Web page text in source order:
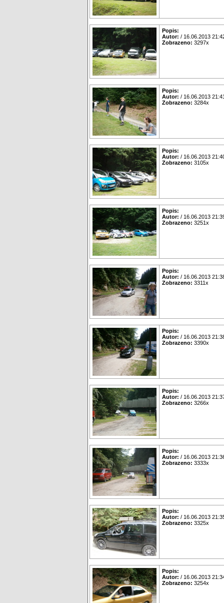
Popis:
Autor: / 16.06.2013
Zobrazeno: 3297x
Popis:
Autor: / 16.06.2013
Zobrazeno: 3284x
Popis:
Autor: / 16.06.2013
Zobrazeno: 3105x
Popis:
Autor: / 16.06.2013
Zobrazeno: 3251x
Popis:
Autor: / 16.06.2013
Zobrazeno: 3311x
Popis:
Autor: / 16.06.2013
Zobrazeno: 3390x
Popis:
Autor: / 16.06.2013
Zobrazeno: 3266x
Popis:
Autor: / 16.06.2013
Zobrazeno: 3333x
Popis:
Autor: / 16.06.2013
Zobrazeno: 3325x
Popis:
Autor: / 16.06.2013
Zobrazeno: 3254x